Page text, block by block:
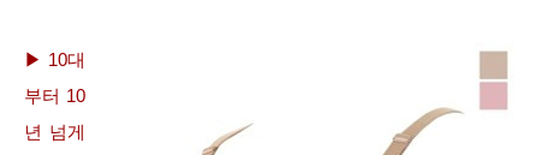
▶ 10대
부터 10
년 넘게